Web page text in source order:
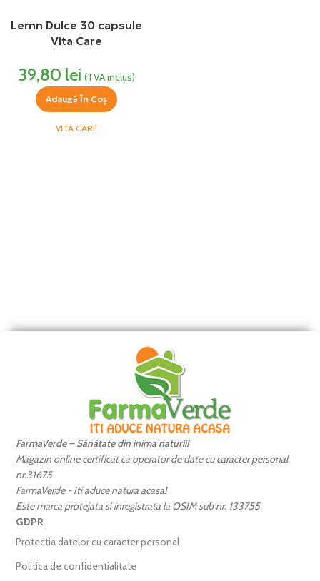
Lemn Dulce 30 capsule
Vita Care
39,80 lei (TVA inclus)
Adaugă În Coș
VITA CARE
FarmaVerde – Sănătate din inima naturii!
Magazin online certificat ca operator de date cu caracter personal
nr.31675
FarmaVerde - Iti aduce natura acasa!
Este marca protejata si inregistrata la OSIM sub nr. 133755
GDPR
Protectia datelor cu caracter personal
Politica de confidentialitate